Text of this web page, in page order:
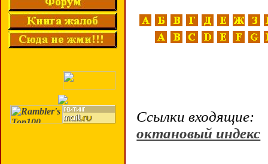
Ссылки входящие:
октановый индекс